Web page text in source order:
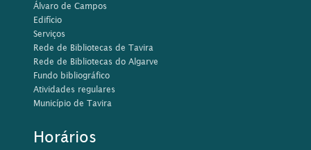
Álvaro de Campos
Edifício
Serviços
Rede de Bibliotecas de Tavira
Rede de Bibliotecas do Algarve
Fundo bibliográfico
Atividades regulares
Município de Tavira
Horários